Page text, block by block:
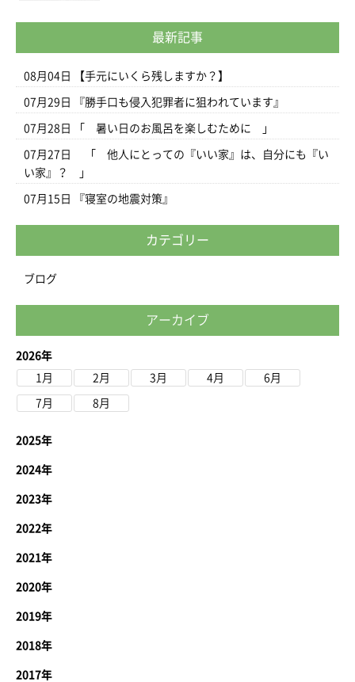
最新記事
08月04日 【手元にいくら残しますか？】
07月29日 『勝手口も侵入犯罪者に狙われています』
07月28日 「 暑い日のお風呂を楽しむために 」
07月27日
「 他人にとっての『いい家』は、自分にも『い
い家』？ 」
07月15日 『寝室の地震対策』
カテゴリー
ブログ
アーカイブ
2026年
1月
2月 3月 4月 6月
7月 8月
2025年
2024年
2023年
2022年
2021年
2020年
2019年
2018年
2017年